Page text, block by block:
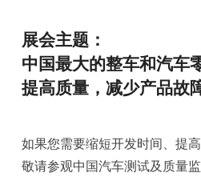
展会主题：
中国最大的整车和汽车
提高质量，减少产品故
如果您需要缩短开发时间、提
敬请参观中国汽车测试及质量